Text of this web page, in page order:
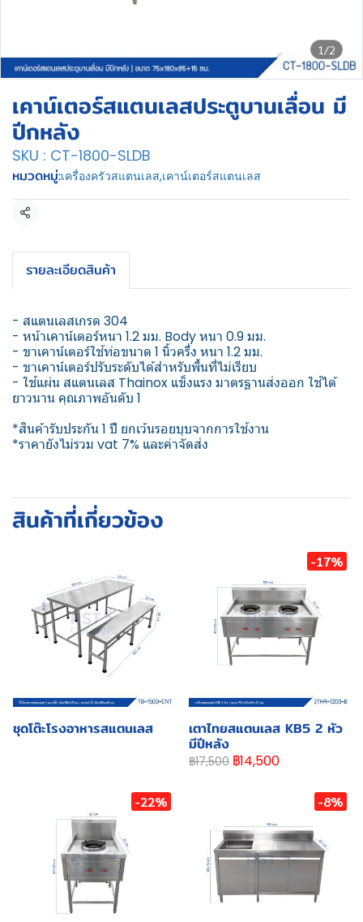
1/2
เคาน์เตอร์สแตนเลสประตูบานเลื่อน มี
ปีกหลัง
SKU : CT-1800-SLDB
หมวดหมู่:เครื่องครัวสแตนเลส,เคาน์เตอร์สแตนเลส
แชร์
รายละเอียดสินค้า
- สแตนเลสเกรด 304
- หน้าเคาน์เตอร์หนา 1.2 มม. Body หนา 0.9 มม.
- ขาเคาน์เตอร์ใช้ท่อขนาด 1 นิ้วครึ่ง หนา 1.2 มม.
- ขาเคาน์เตอร์ปรับระดับได้สำหรับพื้นที่ไม่เรียบ
- ใช้แผ่น สแตนเลส Thainox แข็งแรง มาตรฐานส่งออก ใช้ได้
ยาวนาน คุณภาพอันดับ 1
*สินค้ารับประกัน 1 ปี ยกเว้นรอยบุบจากการใช้งาน
*ราคายังไม่รวม vat 7% และค่าจัดส่ง
สินค้าที่เกี่ยวข้อง
ชุดโต๊ะโรงอาหารสแตนเลส
-17%
เตาไทยสแตนเลส KB5 2 หัว
มีปีหลัง
฿17,500 ฿14,500
-22% -8%